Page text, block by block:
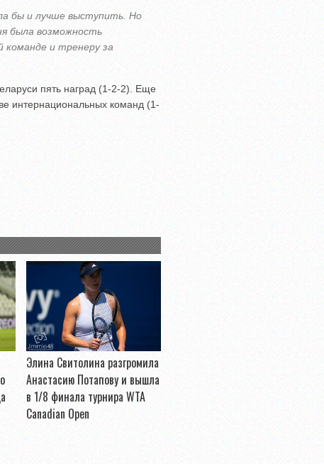
бы и лучше выступить. Но
была возможность
команде и тренеру за
пять наград (1-2-2). Еще
интернациональных команд (1-
Элина Свитолина разгромила
Анастасию Потапову и вышла
в 1/8 финала турнира WTA
Canadian Open